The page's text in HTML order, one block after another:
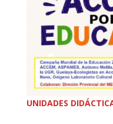
UNIDADES